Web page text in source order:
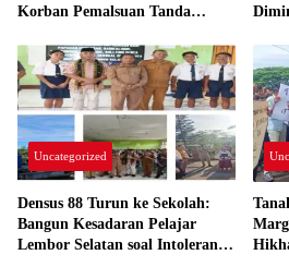
Korban Pemalsuan Tanda
Pringsewu
Uncategorized
Densus 88 Turun ke Sekolah:
Bangun Kesadaran Pelajar
Lembor Selatan soal Intoleransi